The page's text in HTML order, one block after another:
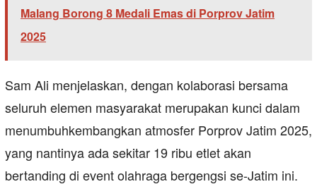
Malang Borong 8 Medali Emas di Porprov Jatim
2025
Sam Ali menjelaskan, dengan kolaborasi bersama
seluruh elemen masyarakat merupakan kunci dalam
menumbuhkembangkan atmosfer Porprov Jatim 2025,
yang nantinya ada sekitar 19 ribu etlet akan
bertanding di event olahraga bergengsi se-Jatim ini.